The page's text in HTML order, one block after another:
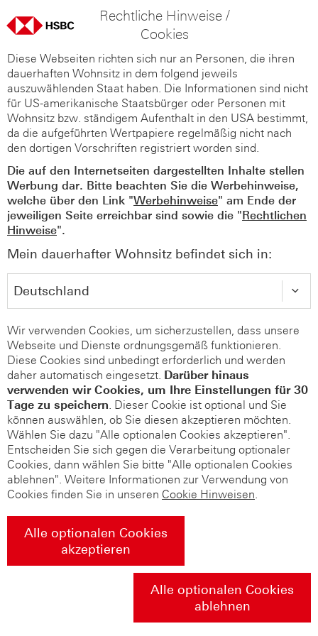
Rechtliche Hinweise /
Cookies
Diese Webseiten richten sich nur an Personen, die ihren
dauerhaften Wohnsitz in dem folgend jeweils
auszuwählenden Staat haben. Die Informationen sind nicht
für US-amerikanische Staatsbürger oder Personen mit
Wohnsitz bzw. ständigem Aufenthalt in den USA bestimmt,
da die aufgeführten Wertpapiere regelmäßig nicht nach
den dortigen Vorschriften registriert worden sind.
Die auf den Internetseiten dargestellten Inhalte stellen
Werbung dar. Bitte beachten Sie die Werbehinweise,
welche über den Link "Werbehinweise" am Ende der
jeweiligen Seite erreichbar sind sowie die "Rechtlichen
Hinweise".
Mein dauerhafter Wohnsitz befindet sich in:
Wir verwenden Cookies, um sicherzustellen, dass unsere
Webseite und Dienste ordnungsgemäß funktionieren.
Diese Cookies sind unbedingt erforderlich und werden
daher automatisch eingesetzt. Darüber hinaus
verwenden wir Cookies, um Ihre Einstellungen für 30
Tage zu speichern. Dieser Cookie ist optional und Sie
können auswählen, ob Sie diesen akzeptieren möchten.
Wählen Sie dazu "Alle optionalen Cookies akzeptieren".
Entscheiden Sie sich gegen die Verarbeitung optionaler
Cookies, dann wählen Sie bitte "Alle optionalen Cookies
ablehnen". Weitere Informationen zur Verwendung von
Cookies finden Sie in unseren Cookie Hinweisen.
Alle optionalen Cookies
akzeptieren
Alle optionalen Cookies
ablehnen